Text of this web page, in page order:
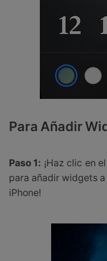
Para Añadir
Paso 1: ¡Haz clic en
para añadir widgets
iPhone!